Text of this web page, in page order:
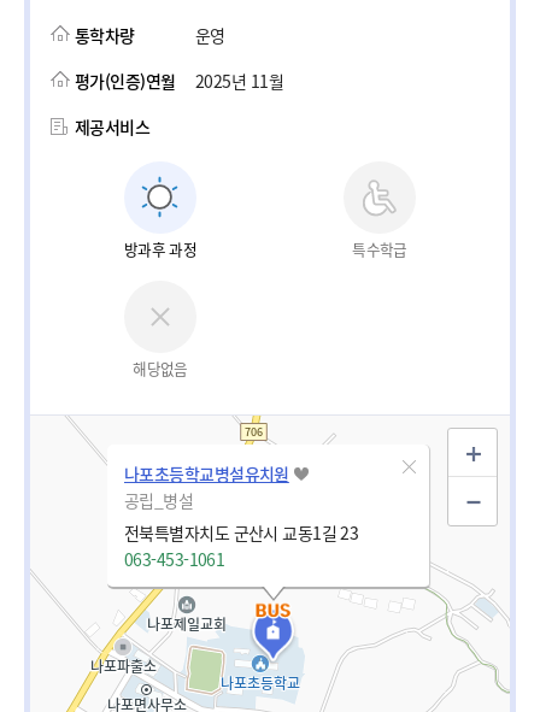
통학차량
운영
평가(인증)연월
2025년 11월
제공서비스
방과후 과정 특수학급
해당없음
나포초등학교병설유치원
공립_병설
전북특별자치도 군산시 교동1길 23
063-453-1061